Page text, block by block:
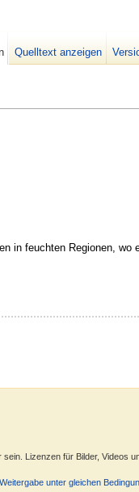
in feuchten Regionen, wo
Quelltext anzeigen
Lizenzen für Bilder, Videos